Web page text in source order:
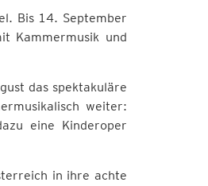
Bis 14. September
Kammermusik und
das spektakuläre
weiter:
eine Kinderoper
in ihre achte